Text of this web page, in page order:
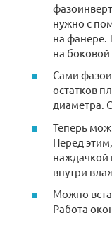
нужно с
на фанере.
на боковой
Сами
остатков
диаметра.
Теперь
Перед
наждачкой
внутри
Можно
Работа